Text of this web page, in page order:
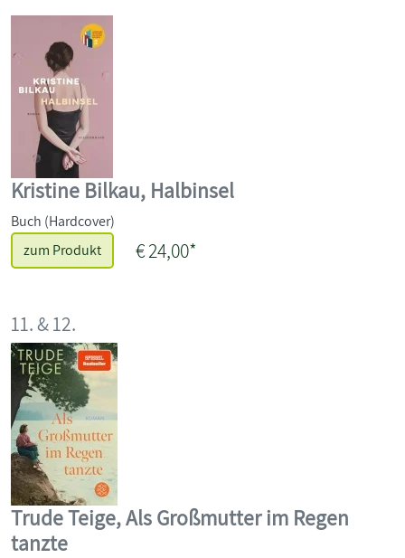
Kristine Bilkau, Halbinsel
Buch (Hardcover)
zum Produkt
€ 24,00*
11. & 12.
Trude Teige, Als Großmutter im Regen
tanzte